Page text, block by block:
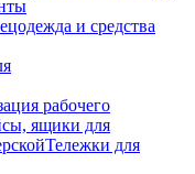
и средства
рабочего
ящики для
Тележки для